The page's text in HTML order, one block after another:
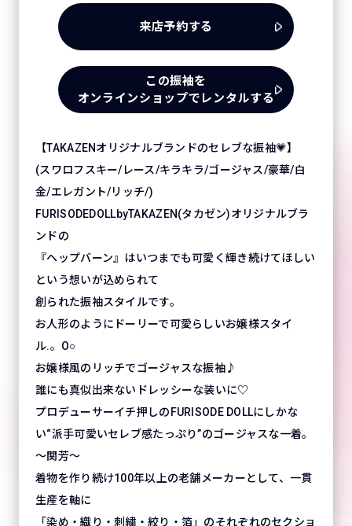
来店予約する
この振袖を
オンラインショップでレンタルする
【TAKAZENオリジナルブランドのセレブな振袖💗】
(スワロフスキー/レース/キラキラ/ゴージャス/豪華/白
金/エレガント/リッチ/)
FURISODEDOLLbyTAKAZEN(タカゼン)オリジナルブラ
ンドの
『ヘップバーン』はいつまでも可愛く輝き続けてほしい
という想いが込められて
創られた振袖スタイルです。
お人形のようにドーリーで可愛らしいお嬢様スタイ
ル.。O○
お嬢様風のリッチでゴージャスな振袖♪
誰にも真似出来ないドレッシーな装いに♡
プロデューサーイチ押しのFURISODE DOLLにしかな
い“派手可愛いセレブ感たっぷり”のゴージャスな一着。
～関芳～
着物を作り続け100年以上の老舗メーカーとして、一貫
生産を軸に
「染め・織り・刺繍・絞り・箔」のそれぞれのセクショ